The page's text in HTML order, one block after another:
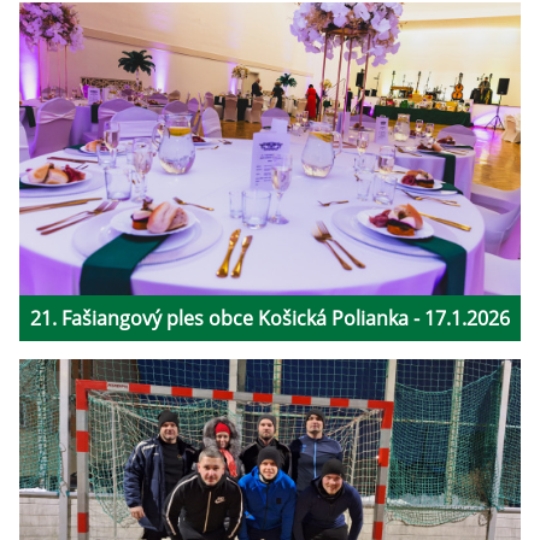
21. Fašiangový ples obce Košická Polianka - 17.1.2026